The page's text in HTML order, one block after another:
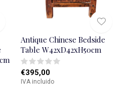
Antique Chinese Bedside
Table W42xD42xH50cm
€395,00
IVA incluido